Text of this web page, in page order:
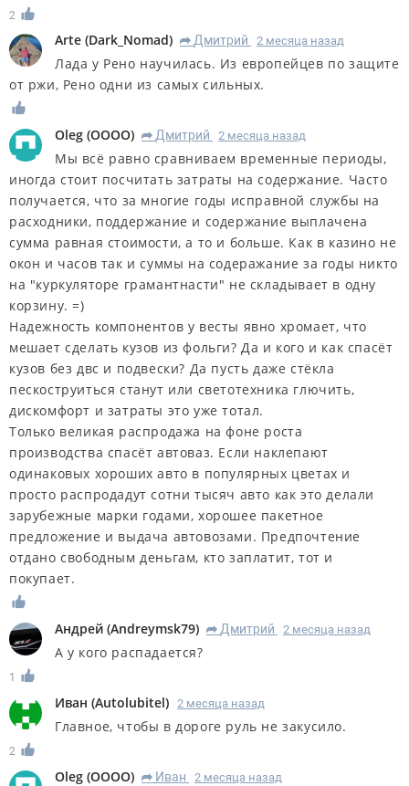
2
Arte (Dark_Nomad) R Дмитрий 2 месяца назад
Лада у Рено научилась. Из европейцев по защите
от ржи, Рено одни из самых сильных.
Oleg (OOOO) R Дмитрий 2 месяца назад
Мы всё равно сравниваем временные периоды,
иногда стоит посчитать затраты на содержание. Часто
получается, что за многие годы исправной службы на
расходники, поддержание и содержание выплачена
сумма равная стоимости, а то и больше. Как в казино не
окон и часов так и суммы на содеражание за годы никто
на "куркуляторе грамантнасти" не складывает в одну
корзину. =)
Надежность компонентов у весты явно хромает, что
мешает сделать кузов из фольги? Да и кого и как спасёт
кузов без двс и подвески? Да пусть даже стёкла
пескоструиться станут или светотехника глючить,
дискомфорт и затраты это уже тотал.
Только великая распродажа на фоне роста
производства спасёт автоваз. Если наклепают
одинаковых хороших авто в популярных цветах и
просто распродадут сотни тысяч авто как это делали
зарубежные марки годами, хорошее пакетное
предложение и выдача автовозами. Предпочтение
отдано свободным деньгам, кто заплатит, тот и
покупает.
Андрей (Andreymsk79) R Дмитрий 2 месяца назад
А у кого распадается?
1
Иван (Autolubitel) 2 месяца назад
Главное, чтобы в дороге руль не закусило.
2
Oleg (OOOO) R Иван 2 месяца назад